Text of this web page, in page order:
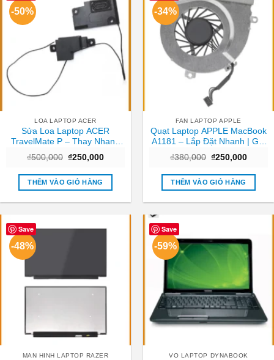
-50%
LOA LAPTOP ACER
Sửa Loa Laptop ACER
TravelMate P – Thay Nhanh
Tốt
₫500,000 Giá
là:
₫500,000.
₫250,000Giá
tại
₫250,000.
THÊM VÀO GIỎ HÀNG
-34%
FAN LAPTOP APPLE
Quạt Laptop APPLE MacBook
A1181 – Lắp Đặt Nhanh | Giá
₫380,000 Giá
là:
₫380,000.
₫250,000Giá
tại
THÊM VÀO GIỎ HÀNG
Save
-48%
MAN HINH LAPTOP RAZER
Save
-59%
VO LAPTOP DYNABOOK